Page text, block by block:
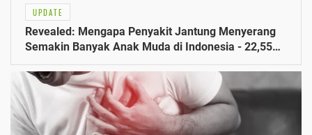
UPDATE
Revealed: Mengapa Penyakit Jantung Menyerang
Semakin Banyak Anak Muda di Indonesia - 22,55
Juta Kasus Tercatat